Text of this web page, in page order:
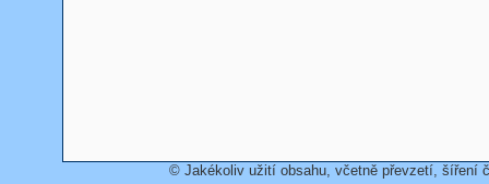
© Jakékoliv užití obsahu, včetně převzetí, šíření